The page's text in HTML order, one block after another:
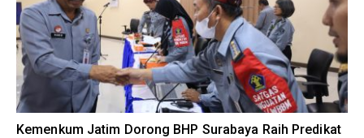
Kemenkum Jatim Dorong BHP Surabaya Raih Predikat